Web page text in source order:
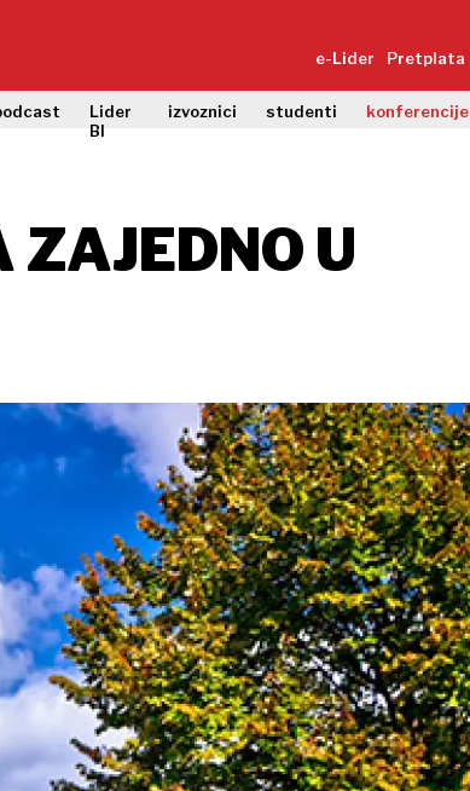
e-Lider Pretplata
Lider
BI
izvoznici studenti konferencije
ZAJEDNO U